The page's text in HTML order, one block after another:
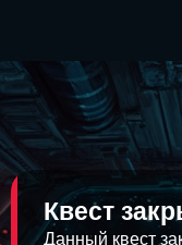
Квест
Данный квест